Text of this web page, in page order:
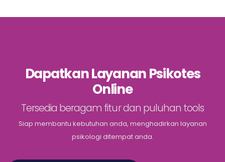
Dapatkan Layanan Psikotes
Online
Tersedia beragam fitur dan puluhan tools
Siap membantu kebutuhan anda, menghadirkan layanan
psikologi ditempat anda.